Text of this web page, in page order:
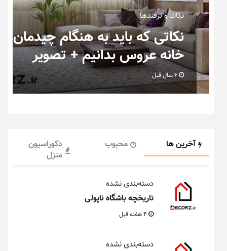
نکات و ترفندها
نکاتی که باید به هنگام چیدمان
خانه عروس بدانیم + تصویر
آخرین ها محبوب
دکوراسیون
منزل
دسته‌بندی نشده
تاریخچه باشگاه ناپولی
دسته‌بندی نشده